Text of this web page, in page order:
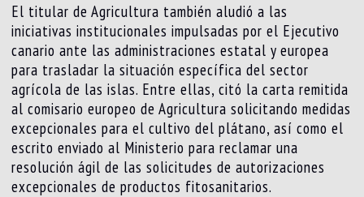
El titular de Agricultura también aludió a las
iniciativas institucionales impulsadas por el Ejecutivo
canario ante las administraciones estatal y europea
para trasladar la situación específica del sector
agrícola de las islas. Entre ellas, citó la carta remitida
al comisario europeo de Agricultura solicitando medidas
excepcionales para el cultivo del plátano, así como el
escrito enviado al Ministerio para reclamar una
resolución ágil de las solicitudes de autorizaciones
excepcionales de productos fitosanitarios.